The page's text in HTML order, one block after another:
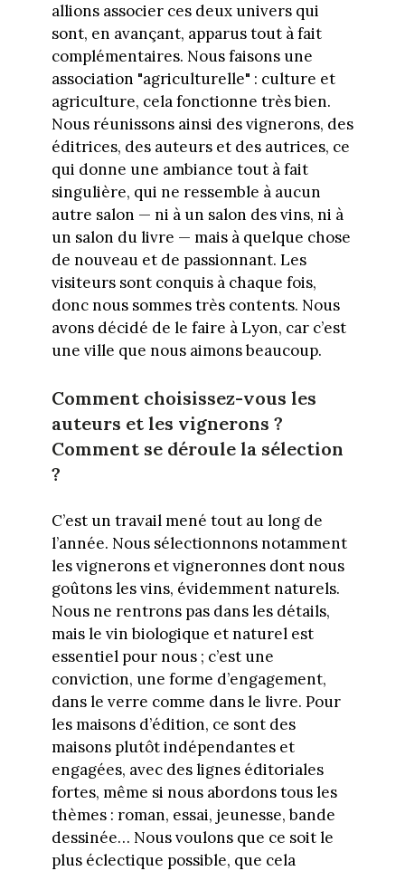
allions associer ces deux univers qui
sont, en avançant, apparus tout à fait
complémentaires. Nous faisons une
association "agriculturelle" : culture et
agriculture, cela fonctionne très bien.
Nous réunissons ainsi des vignerons, des
éditrices, des auteurs et des autrices, ce
qui donne une ambiance tout à fait
singulière, qui ne ressemble à aucun
autre salon — ni à un salon des vins, ni à
un salon du livre — mais à quelque chose
de nouveau et de passionnant. Les
visiteurs sont conquis à chaque fois,
donc nous sommes très contents. Nous
avons décidé de le faire à Lyon, car c’est
une ville que nous aimons beaucoup.
Comment choisissez-vous les
auteurs et les vignerons ?
Comment se déroule la sélection
?
C’est un travail mené tout au long de
l’année. Nous sélectionnons notamment
les vignerons et vigneronnes dont nous
goûtons les vins, évidemment naturels.
Nous ne rentrons pas dans les détails,
mais le vin biologique et naturel est
essentiel pour nous ; c’est une
conviction, une forme d’engagement,
dans le verre comme dans le livre. Pour
les maisons d’édition, ce sont des
maisons plutôt indépendantes et
engagées, avec des lignes éditoriales
fortes, même si nous abordons tous les
thèmes : roman, essai, jeunesse, bande
dessinée… Nous voulons que ce soit le
plus éclectique possible, que cela